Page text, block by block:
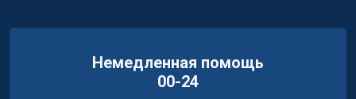
Немедленная помощь
00-24